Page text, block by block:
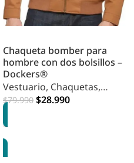
Chaqueta bomber para
hombre con dos bolsillos –
Dockers®
Vestuario, Chaquetas,
Hombre
$79.990 $28.990